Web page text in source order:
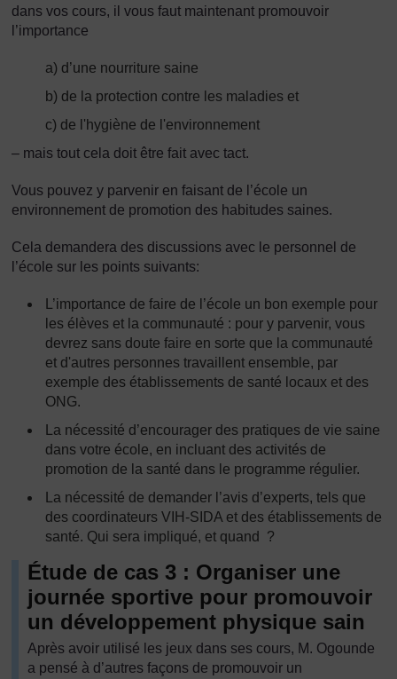
dans vos cours, il vous faut maintenant promouvoir
l’importance
a) d’une nourriture saine
b) de la protection contre les maladies et
c) de l'hygiène de l'environnement
– mais tout cela doit être fait avec tact.
Vous pouvez y parvenir en faisant de l’école un
environnement de promotion des habitudes saines.
Cela demandera des discussions avec le personnel de
l’école sur les points suivants:
L’importance de faire de l’école un bon exemple pour
les élèves et la communauté : pour y parvenir, vous
devrez sans doute faire en sorte que la communauté
et d'autres personnes travaillent ensemble, par
exemple des établissements de santé locaux et des
ONG.
La nécessité d’encourager des pratiques de vie saine
dans votre école, en incluant des activités de
promotion de la santé dans le programme régulier.
La nécessité de demander l’avis d’experts, tels que
des coordinateurs VIH-SIDA et des établissements de
santé. Qui sera impliqué, et quand ?
Étude de cas 3 : Organiser une
journée sportive pour promouvoir
un développement physique sain
Après avoir utilisé les jeux dans ses cours, M. Ogounde
a pensé à d’autres façons de promouvoir un